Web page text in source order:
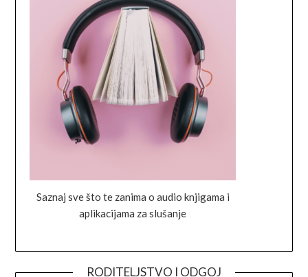
Saznaj sve što te zanima o audio knjigama i
aplikacijama za slušanje
RODITELJSTVO I ODGOJ